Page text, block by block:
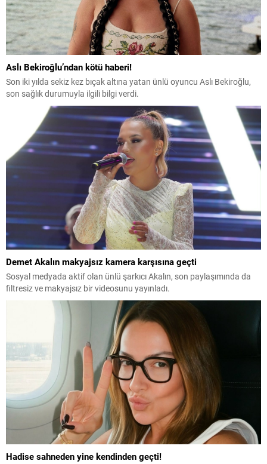
Aslı Bekiroğlu’ndan kötü haberi!
Son iki yılda sekiz kez bıçak altına yatan ünlü oyuncu Aslı Bekiroğlu,
son sağlık durumuyla ilgili bilgi verdi.
Demet Akalın makyajsız kamera karşısına geçti
Sosyal medyada aktif olan ünlü şarkıcı Akalın, son paylaşımında da
filtresiz ve makyajsız bir videosunu yayınladı.
Hadise sahneden yine kendinden geçti!